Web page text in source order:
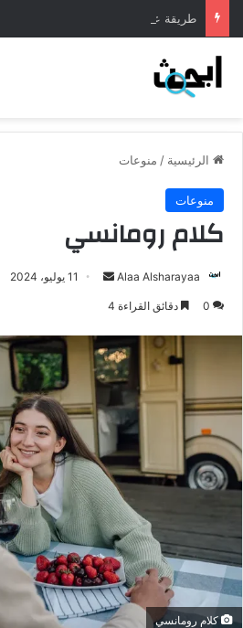
طريقة عمل المنسف الاردني
الرئيسية / منوعات
منوعات
كلام رومانسي
Alaa Alsharayaa 11 يوليو، 2024
0 دقائق القراءة 4
كلام رومانسي